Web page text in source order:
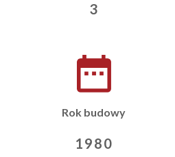
3
Rok budowy
1980